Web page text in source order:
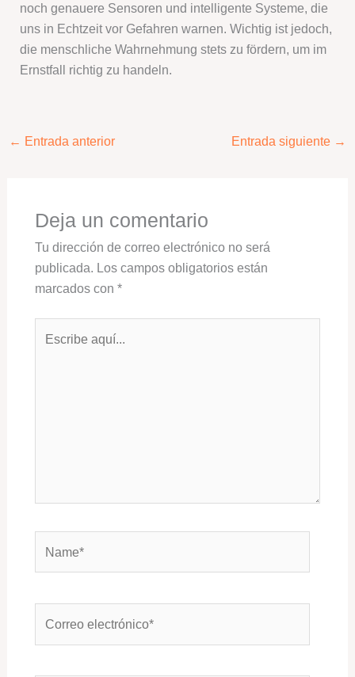
noch genauere Sensoren und intelligente Systeme, die
uns in Echtzeit vor Gefahren warnen. Wichtig ist jedoch,
die menschliche Wahrnehmung stets zu fördern, um im
Ernstfall richtig zu handeln.
← Entrada anterior Entrada siguiente →
Deja un comentario
Tu dirección de correo electrónico no será
publicada. Los campos obligatorios están
marcados con *
aquí...
electrónico*